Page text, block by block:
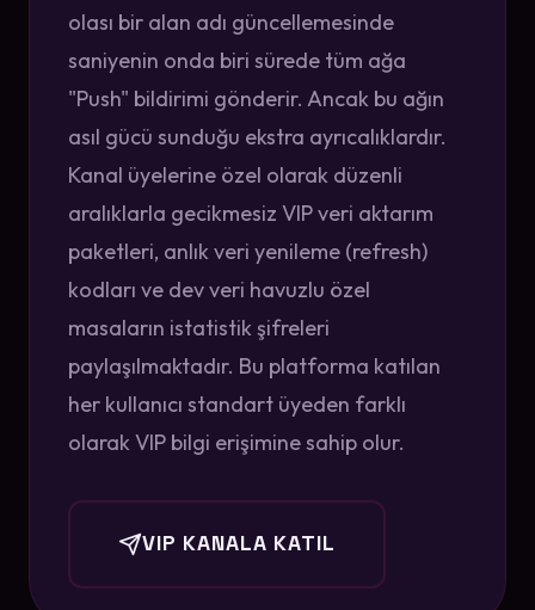
olası bir alan adı güncellemesinde
saniyenin onda biri sürede tüm ağa
"Push" bildirimi gönderir. Ancak bu ağın
asıl gücü sunduğu ekstra ayrıcalıklardır.
Kanal üyelerine özel olarak düzenli
aralıklarla gecikmesiz VIP veri aktarım
paketleri, anlık veri yenileme (refresh)
kodları ve dev veri havuzlu özel
masaların istatistik şifreleri
paylaşılmaktadır. Bu platforma katılan
her kullanıcı standart üyeden farklı
olarak VIP bilgi erişimine sahip olur.
VIP KANALA KATIL